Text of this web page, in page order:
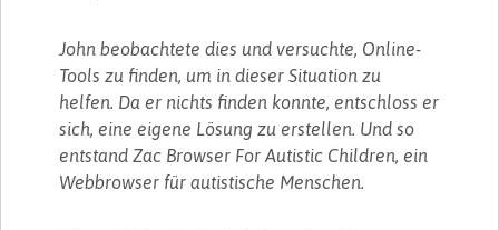
John beobachtete dies und versuchte, Online-
Tools zu finden, um in dieser Situation zu
helfen. Da er nichts finden konnte, entschloss er
sich, eine eigene Lösung zu erstellen. Und so
entstand Zac Browser For Autistic Children, ein
Webbrowser für autistische Menschen.